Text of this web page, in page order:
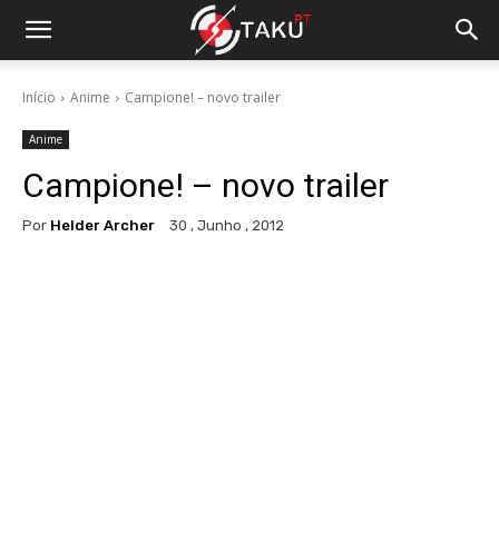
Início Anime Campione! – novo trailer
Anime
Campione! – novo trailer
Por Helder Archer 30 , Junho , 2012